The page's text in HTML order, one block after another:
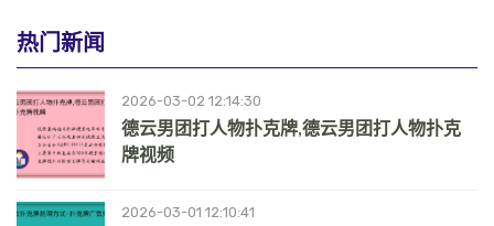
热门新闻
2026-03-02 12:14:30
德云男团打人物扑克牌,德云男团打人物扑克
牌视频
2026-03-01 12:10:41